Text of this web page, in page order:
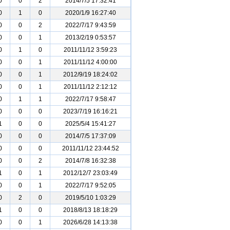
1 0
2020/1/9 16:27:40
0 2
2022/7/17 9:43:59
0 1
2013/2/19 0:53:57
1 0
2011/11/12 3:59:23
0 1
2011/11/12 4:00:00
0 1
2012/9/19 18:24:02
0 1
2011/11/12 2:12:12
1 1
2022/7/17 9:58:47
0 0
2023/7/19 16:16:21
0 0
2025/5/4 15:41:27
0 0
2014/7/5 17:37:09
0 0
2011/11/12 23:44:52
0 2
2014/7/8 16:32:38
0 1
2012/12/7 23:03:49
0 1
2022/7/17 9:52:05
2 0
2019/5/10 1:03:29
0 0
2018/8/13 18:18:29
0 1 2026/6/28 14:13:38